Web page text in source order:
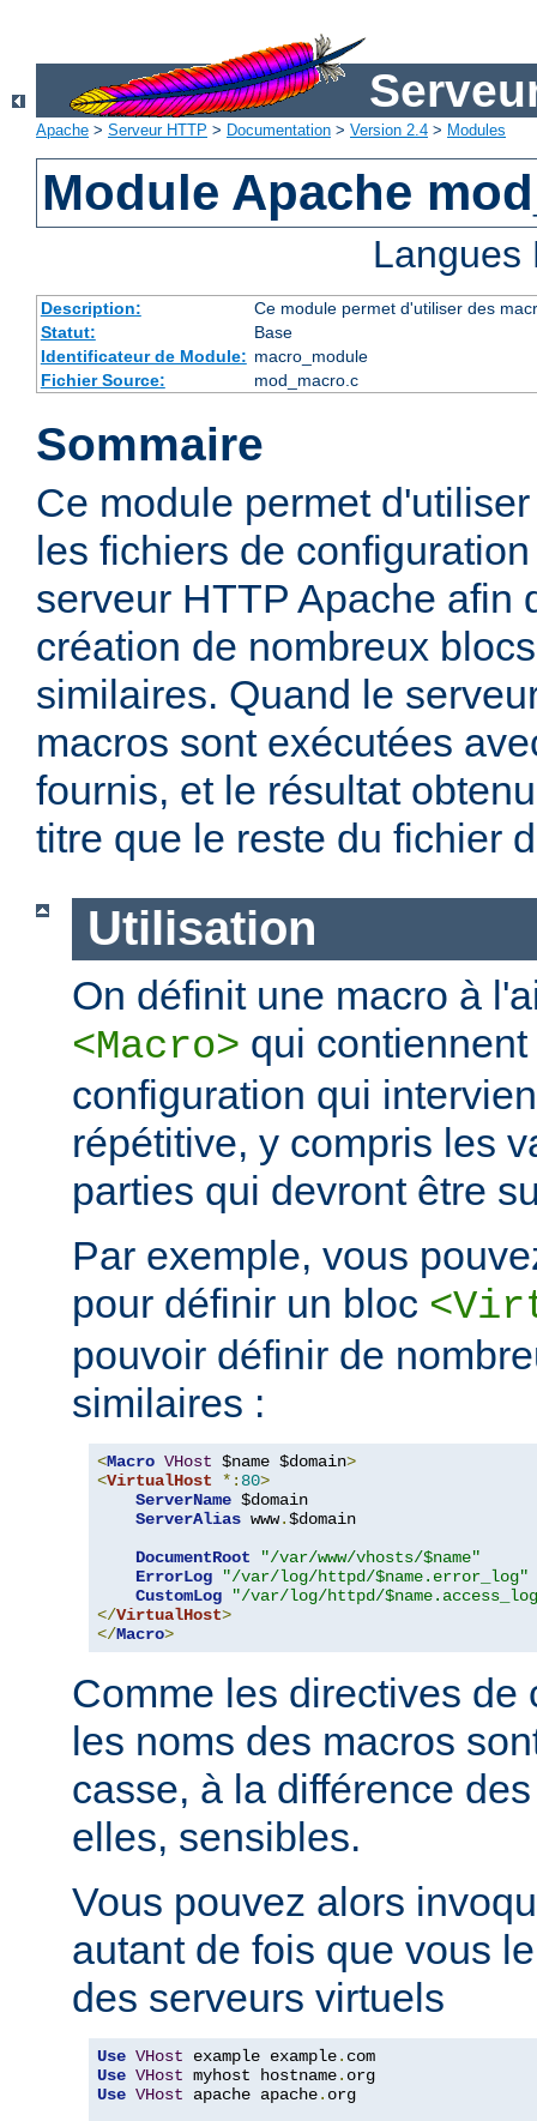
Apache > Serveur HTTP > Documentation > Version 2.4 > Modules
Module Apache
Description:
Ce module permet d'utiliser des
Statut:
Base
Identificateur de Module: macro_module
Fichier Source:
mod_macro.c
Sommaire
Ce module permet
les fichiers de
serveur HTTP Apache afin
création de nombreux
similaires. Quand le
macros sont exécutées
fournis, et le résultat
titre que le reste du fichier
Utilisation
On définit une macro à
<Macro> qui
configuration qui
répétitive, y compris les
parties qui devront être
Par exemple, vous
pour définir un bloc
pouvoir définir de
similaires :
<Macro VHost $name $domain>
<VirtualHost *: 80>
ServerName $domain
ServerAlias www.$domain
DocumentRoot
"/var/www/vhosts/$name"
ErrorLog
"/var/log/httpd/$name.error_log"
CustomLog
"/var/log/httpd/
</VirtualHost>
</Macro>
Comme les directives de
les noms des macros
casse, à la différence
elles, sensibles.
Vous pouvez alors
autant de fois que vous
des serveurs virtuels
Use VHost example example.
Use VHost myhost hostname.
Use VHost apache apache. org